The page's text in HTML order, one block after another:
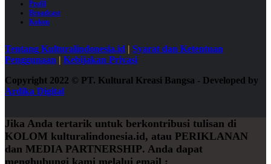
Profil
Broadcast
Kolom
Tentang Kulturalindonesia.id | Syarat dan Ketentuan
Penggunaan | Kebijakan Privasi
Copyright 2022 © PT. Kultural Kreasi Bangsa - Developed by
Ardika Digital
Jika Anda tertarik untuk berkontribusi tulisan di
KOLOM kulturalindonesia.id, atau PERIKLANAN
dan MEDIA PARTNERSHIP. Anda dapat
menghubungi kami melalui email :